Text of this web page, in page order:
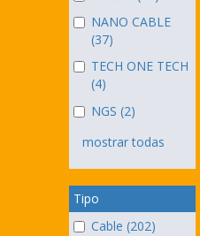
NANO CABLE
(37)
TECH ONE TECH
(4)
NGS (2)
mostrar todas
Tipo
Cable (202)